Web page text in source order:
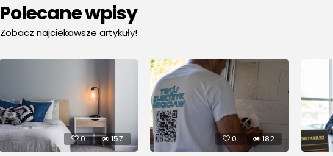
Polecane wpisy
Zobacz najciekawsze artykuły!
0 157 0 182